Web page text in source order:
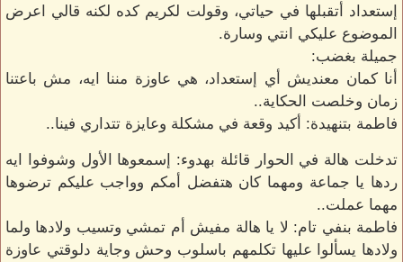
إستعداد أتقبلها في حياتي، وقولت لكريم كده لكنه قالي اعرض
الموضوع عليكي انتي وسارة.
جميلة بغضب:
أنا كمان معنديش أي إستعداد، هي عاوزة مننا ايه، مش باعتنا
زمان وخلصت الحكاية..
فاطمة بتنهيدة: أكيد وقعة في مشكلة وعايزة تتداري فينا..
تدخلت هالة في الحوار قائلة بهدوء: إسمعوها الأول وشوفوا ايه
ردها يا جماعة ومهما كان هتفضل أمكم وواجب عليكم ترضوها
مهما عملت..
فاطمة بنفي تام: لا يا هالة مفيش أم تمشي وتسيب ولادها ولما
ولادها يسألوا عليها تكلمهم باسلوب وحش وجاية دلوقتي عاوزة